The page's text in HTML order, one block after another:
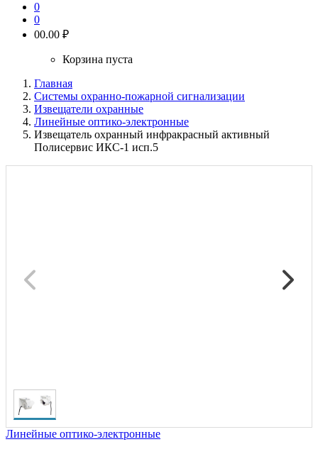
0
0
00.00 ₽
Корзина пуста
Главная
Системы охранно-пожарной сигнализации
Извещатели охранные
Линейные оптико-электронные
Извещатель охранный инфракрасный активный
Полисервис ИКС-1 исп.5
Линейные оптико-электронные